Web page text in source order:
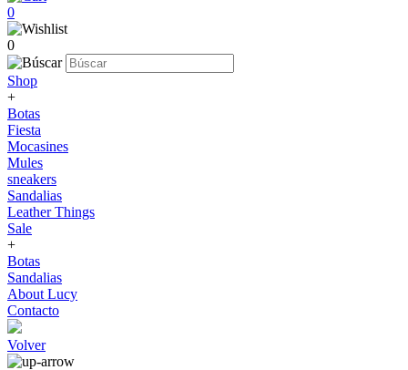
0
0
Shop
+
Botas
Fiesta
Mocasines
Mules
sneakers
Sandalias
Leather Things
Sale
+
Botas
Sandalias
About Lucy
Contacto
Volver